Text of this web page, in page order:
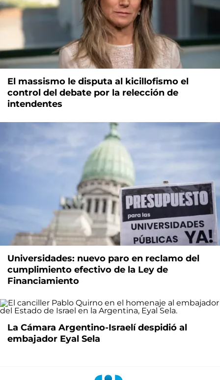
El massismo le disputa al kicillofismo el
control del debate por la relección de
intendentes
Universidades: nuevo paro en reclamo del
cumplimiento efectivo de la Ley de
Financiamiento
La Cámara Argentino-Israelí despidió al
embajador Eyal Sela